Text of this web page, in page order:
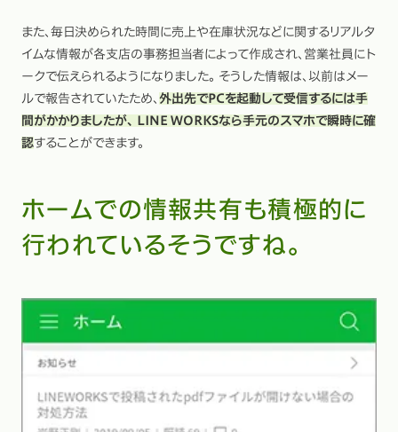
また、毎日決められた時間に売上や在庫状況などに関するリアルタ
イムな情報が各支店の事務担当者によって作成され、営業社員にト
ークで伝えられるようになりました。 そうした情報は、以前はメー
ルで報告されていたため、 外出先でPCを起動して受信するには手
間がかかりましたが、 LINE WORKSなら手元のスマホで瞬時に確
認することができます。
ホームでの情報共有も積極的に
行われているそうですね。